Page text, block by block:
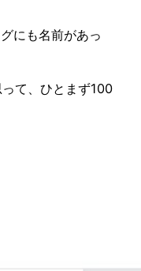
にも名前があっ
て、ひとまず100